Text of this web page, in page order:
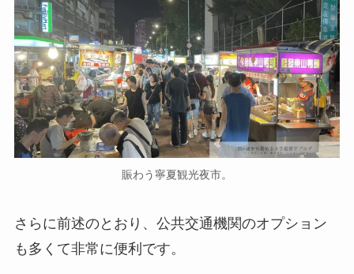
賑わう寧夏観光夜市。
さらに前述のとおり、公共交通機関のオプション
も多くて非常に便利です。